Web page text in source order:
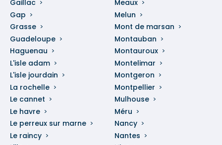
Gaillac
Gap
Grasse
Guadeloupe
Haguenau
L'isle adam
L'isle jourdain
La rochelle
Le cannet
Le havre
Le perreux sur marne
Le raincy
Meaux
Melun
Mont de marsan
Montauban
Montauroux
Montelimar
Montgeron
Montpellier
Mulhouse
Méru
Nancy
Nantes